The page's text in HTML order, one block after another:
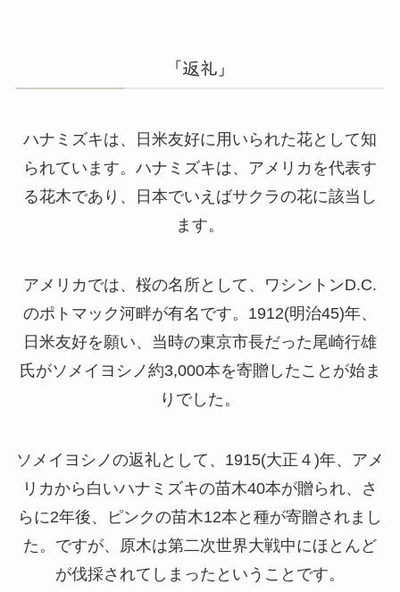
「返礼」
ハナミズキは、日米友好に用いられた花として知
られています。ハナミズキは、アメリカを代表す
る花木であり、日本でいえばサクラの花に該当し
ます。
アメリカでは、桜の名所として、ワシントンD.C.
のポトマック河畔が有名です。1912(明治45)年、
日米友好を願い、当時の東京市長だった尾崎行雄
氏がソメイヨシノ約3,000本を寄贈したことが始ま
りでした。
ソメイヨシノの返礼として、1915(大正４)年、アメ
リカから白いハナミズキの苗木40本が贈られ、さ
らに2年後、ピンクの苗木12本と種が寄贈されまし
た。ですが、原木は第二次世界大戦中にほとんど
が伐採されてしまったということです。